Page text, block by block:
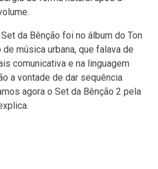
da Bênção foi no álbum do Ton
música urbana, que falava de
comunicativa e na linguagem
a vontade de dar sequência
agora o Set da Bênção 2 pela